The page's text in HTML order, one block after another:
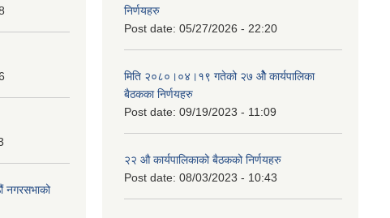
नगरसभाको
निर्णयहरु
Post date: 05/27/2026 - 22:20
मिति २०८०।०४।१९ गतेको २७ ‌‍‌ओेै कार्यपालिका
बैठकका निर्णयहरु
Post date: 09/19/2023 - 11:09
२‍२ औ कार्यपालिकाको बैठकको निर्णयहरु
Post date: 08/03/2023 - 10:43